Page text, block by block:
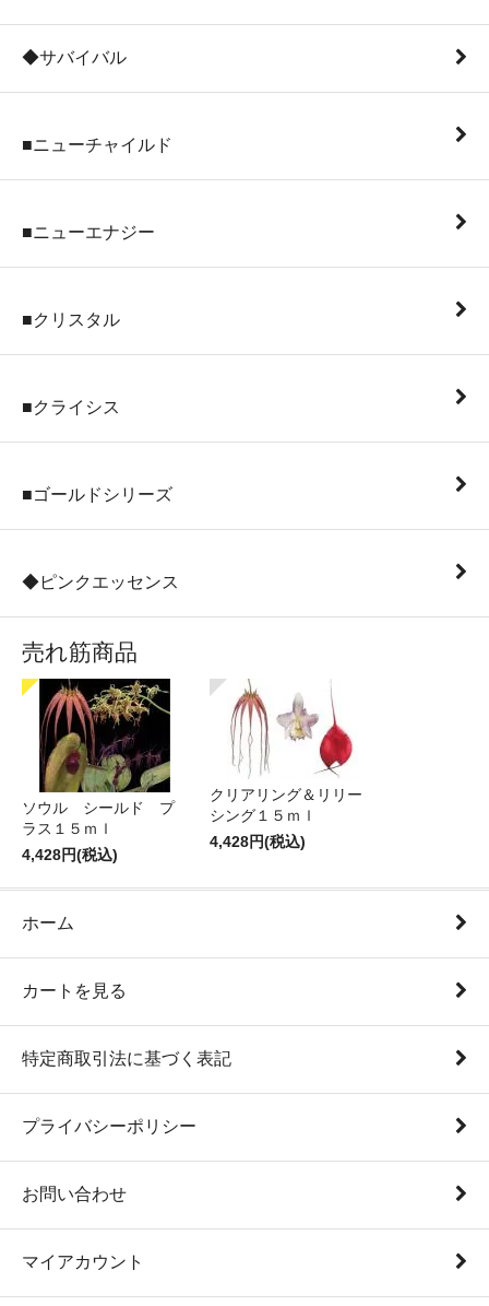
◆サバイバル
■ニューチャイルド
■ニューエナジー
■クリスタル
■クライシス
■ゴールドシリーズ
◆ピンクエッセンス
売れ筋商品
ソウル シールド プ
ラス１５ｍｌ
4,428円(税込)
クリアリング＆リリー
シング１５ｍｌ
4,428円(税込)
ホーム
カートを見る
特定商取引法に基づく表記
プライバシーポリシー
お問い合わせ
マイアカウント